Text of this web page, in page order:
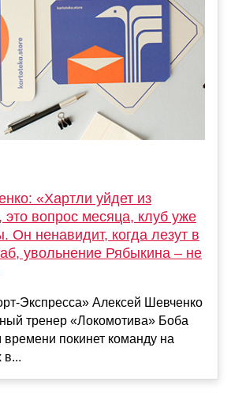
«Хартли уйдет из
это вопрос месяца, клуб уже
Он ненавидит, когда лезут в
увольнение Рябыкина – не
Экспресса» Алексей Шевченко
тренер «Локомотива» Боба
времени покинет команду на
в...